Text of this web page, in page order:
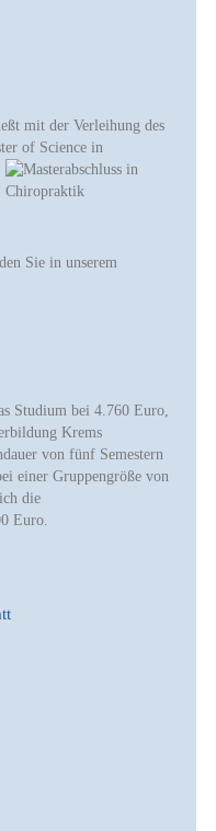
mit der Verleihung des
of Science in
Sie in unserem
Studium bei 4.760 Euro,
Krems
von fünf Semestern
einer Gruppengröße von
die
Euro.